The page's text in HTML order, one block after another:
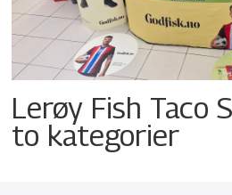
Lerøy Fish Taco
to kategorier